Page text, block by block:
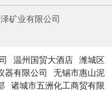
矿业有限公司
温州国贸大酒店 潍城区
器有限公司
无锡市惠山泥
诸城市五洲化工商贸有限